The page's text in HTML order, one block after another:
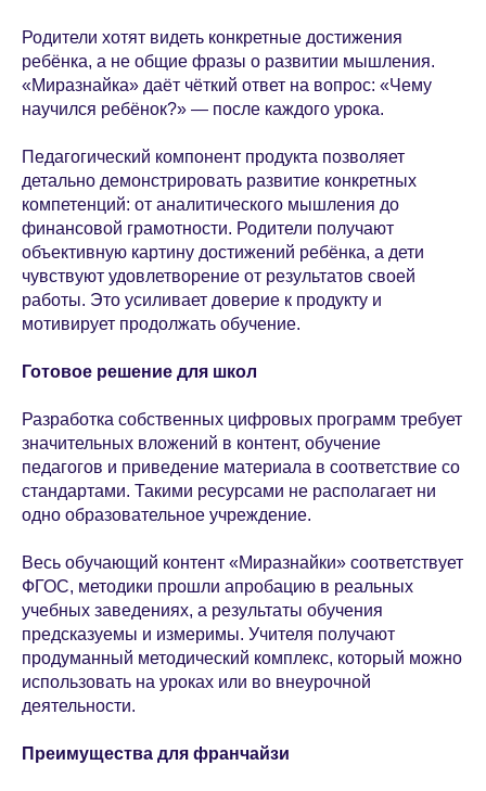
Родители хотят видеть конкретные достижения
ребёнка, а не общие фразы о развитии мышления.
«Миразнайка» даёт чёткий ответ на вопрос: «Чему
научился ребёнок?» — после каждого урока.
Педагогический компонент продукта позволяет
детально демонстрировать развитие конкретных
компетенций: от аналитического мышления до
финансовой грамотности. Родители получают
объективную картину достижений ребёнка, а дети
чувствуют удовлетворение от результатов своей
работы. Это усиливает доверие к продукту и
мотивирует продолжать обучение.
Готовое решение для школ
Разработка собственных цифровых программ требует
значительных вложений в контент, обучение
педагогов и приведение материала в соответствие со
стандартами. Такими ресурсами не располагает ни
одно образовательное учреждение.
Весь обучающий контент «Миразнайки» соответствует
ФГОС, методики прошли апробацию в реальных
учебных заведениях, а результаты обучения
предсказуемы и измеримы. Учителя получают
продуманный методический комплекс, который можно
использовать на уроках или во внеурочной
деятельности.
Преимущества для франчайзи